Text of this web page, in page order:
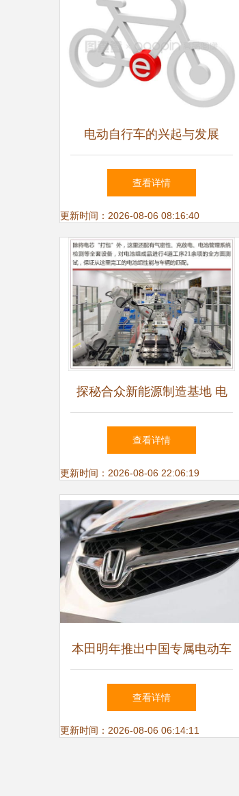
电动自行车的兴起与发展
查看详情
更新时间：2026-08-06 08:16:40
探秘合众新能源制造基地 电
动自行车工厂的独特之处
查看详情
更新时间：2026-08-06 22:06:19
本田明年推出中国专属电动车
与电动自行车计划
查看详情
更新时间：2026-08-06 06:14:11